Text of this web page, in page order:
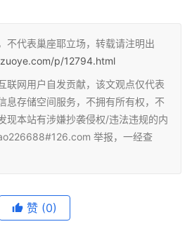
不代表巢座耶立场，转载请注明出
p/12794.html
联网用户自发贡献，该文观点仅代表
息存储空间服务，不拥有所有权，不
现本站有涉嫌抄袭侵权/违法违规的内
举报，一经查
赞 (0)